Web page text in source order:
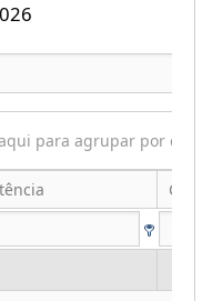
para agrupar por